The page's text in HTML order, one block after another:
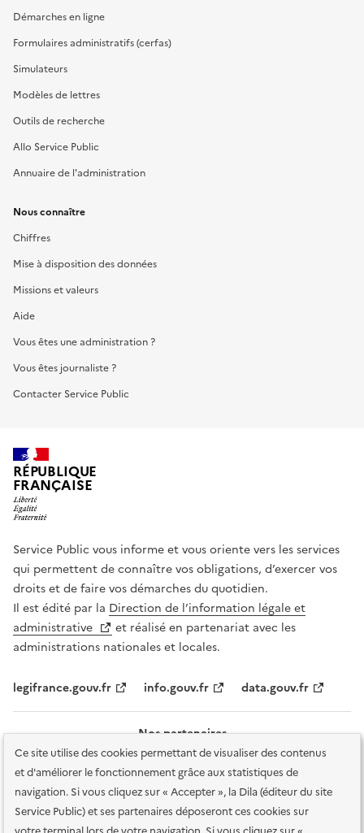
Ce site utilise des cookies permettant de visualiser des contenus
et d'améliorer le fonctionnement grâce aux statistiques de
navigation. Si vous cliquez sur « Accepter », la Dila (éditeur du site
Service Public) et ses partenaires déposeront ces cookies sur
Démarches en ligne
Formulaires administratifs (cerfas)
Simulateurs
Modèles de lettres
Outils de recherche
Allo Service Public
Annuaire de l'administration
Nous connaître
Chiffres
Mise à disposition des données
Missions et valeurs
Aide
Vous êtes une administration ?
Vous êtes journaliste ?
Contacter Service Public
RÉPUBLIQUE
FRANÇAISE
Service Public vous informe et vous oriente vers les services
qui permettent de connaître vos obligations, d’exercer vos
droits et de faire vos démarches du quotidien.
Il est édité par la Direction de l’information légale et
administrative
et réalisé en partenariat avec les
administrations nationales et locales.
legifrance.gouv.fr info.gouv.fr data.gouv.fr
Nos partenaires